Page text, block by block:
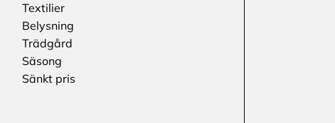
Textilier
Belysning
Trädgård
Säsong
Sänkt pris